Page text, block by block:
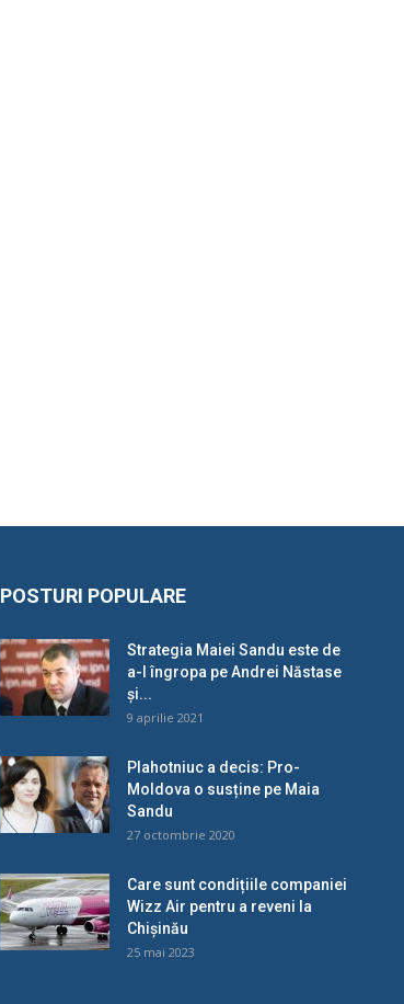
POSTURI POPULARE
Strategia Maiei Sandu este de
a-l îngropa pe Andrei Năstase
și...
9 aprilie 2021
Plahotniuc a decis: Pro-
Moldova o susține pe Maia
Sandu
27 octombrie 2020
Care sunt condițiile companiei
Wizz Air pentru a reveni la
Chișinău
25 mai 2023